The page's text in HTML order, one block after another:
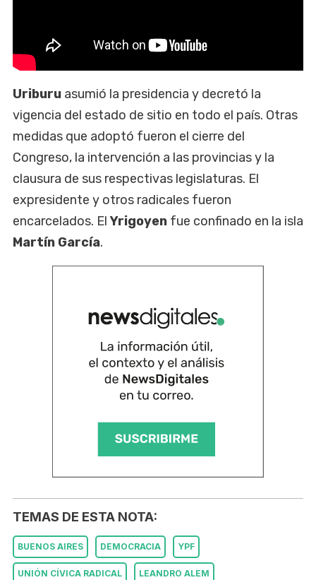
Uriburu asumió la presidencia y decretó la
vigencia del estado de sitio en todo el país. Otras
medidas que adoptó fueron el cierre del
Congreso, la intervención a las provincias y la
clausura de sus respectivas legislaturas. El
expresidente y otros radicales fueron
encarcelados. ElYrigoyen fue confinado en la isla
Martín García.
TEMAS DE ESTA NOTA:
BUENOS AIRES DEMOCRACIA YPF
UNIÓN CÍVICA RADICAL LEANDRO ALEM